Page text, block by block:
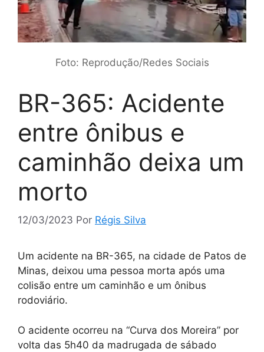
Foto: Reprodução/Redes Sociais
BR-365: Acidente
entre ônibus e
caminhão deixa um
morto
12/03/2023 Por Régis Silva
Um acidente na BR-365, na cidade de Patos de
Minas, deixou uma pessoa morta após uma
colisão entre um caminhão e um ônibus
rodoviário.
O acidente ocorreu na “Curva dos Moreira” por
volta das 5h40 da madrugada de sábado